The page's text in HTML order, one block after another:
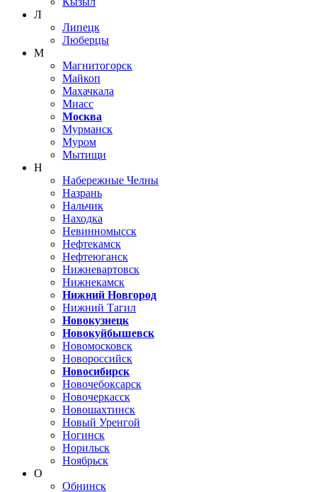
Л
Липецк
Люберцы
М
Магнитогорск
Майкоп
Махачкала
Миасс
Москва
Мурманск
Муром
Мытищи
Н
Набережные Челны
Назрань
Нальчик
Находка
Невинномысск
Нефтекамск
Нефтеюганск
Нижневартовск
Нижнекамск
Нижний Новгород
Нижний Тагил
Новокузнецк
Новокуйбышевск
Новомосковск
Новороссийск
Новосибирск
Новочебоксарск
Новочеркасск
Новошахтинск
Новый Уренгой
Ногинск
Норильск
Ноябрьск
О
Обнинск